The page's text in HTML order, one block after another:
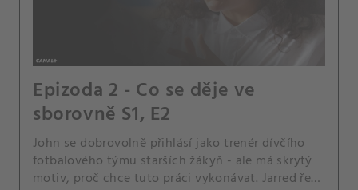
Epizoda 2 - Co se děje ve
sborovně S1, E2
John se dobrovolně přihlásí jako trenér dívčího
fotbalového týmu starších žákyň - ale má skrytý
motiv, proč chce tuto práci vykonávat. Jarred řeší